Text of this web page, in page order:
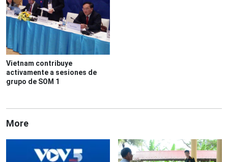
Vietnam contribuye
activamente a sesiones de
grupo de SOM 1
More